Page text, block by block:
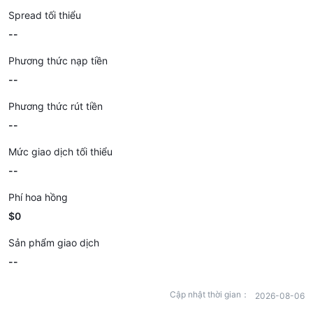
Spread tối thiểu
--
Phương thức nạp tiền
--
Phương thức rút tiền
--
Mức giao dịch tối thiểu
--
Phí hoa hồng
$0
Sản phẩm giao dịch
--
Cập nhật thời gian： 2026-08-06